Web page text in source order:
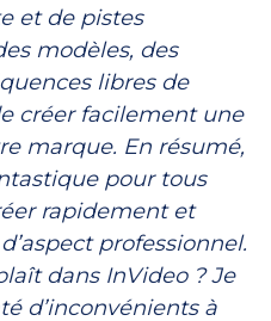
et de pistes
modèles, des
libres de
créer facilement une
marque. En résumé,
pour tous
rapidement et
professionnel.
dans InVideo ? Je
d’inconvénients à